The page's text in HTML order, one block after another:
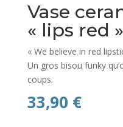
Vase
« lips red »
« We believe in red
Un gros bisou funky
coups.
33,90 €